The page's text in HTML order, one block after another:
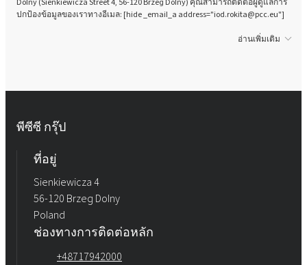
ปกป้องข้อมูลของเราทางอีเมล: [hide _email_a address="iod.rokita@pcc.eu"]
อ่านเพิ่มเติม
พีซีซี กรุ๊ป
ที่อยู่
Sienkiewicza 4
56-120 Brzeg Dolny
Poland
ช่องทางการติดต่อหลัก
+48717942000